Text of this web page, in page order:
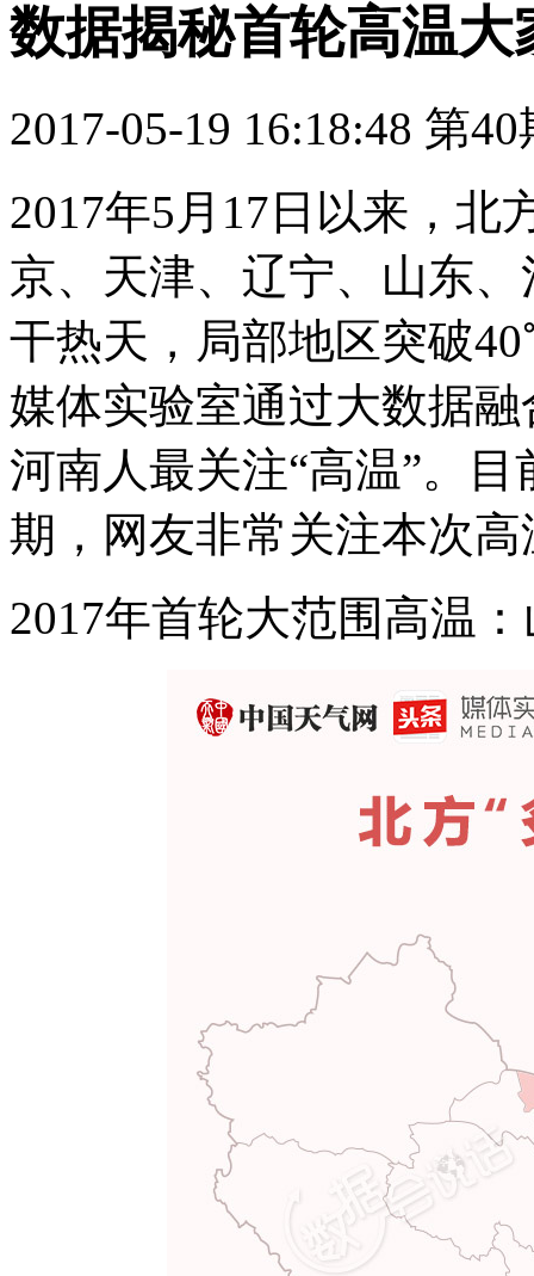
数据揭秘首轮高温
2017-05-19 16:18:48 第
2017年5月17日以来，北
京、天津、辽宁、山东
干热天，局部地区突破
媒体实验室通过大数据
河南人最关注“高温”。
期，网友非常关注本次
2017年首轮大范围高温